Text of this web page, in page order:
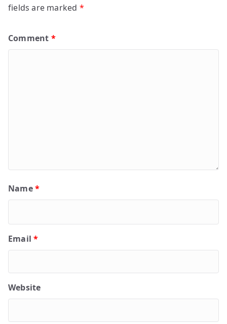
fields are marked *
Comment *
Name*
Email*
Website